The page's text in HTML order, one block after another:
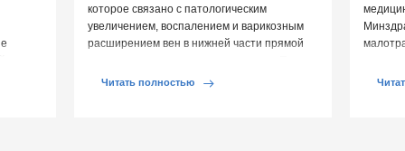
которое связано с патологическим
увеличением, воспалением и варикозным
расширением вен в нижней части прямой
обострении […]
Читать полностью